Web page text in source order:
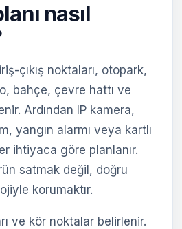
nasıl
çıkış noktaları, otopark,
bahçe, çevre hattı ve
Ardından IP kamera,
yangın alarmı veya kartlı
ihtiyaca göre planlanır.
satmak değil, doğru
korumaktır.
ve kör noktalar belirlenir.